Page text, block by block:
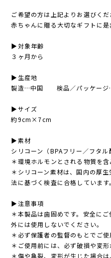
ご希望の方は上記よりお選びくだ
赤ちゃんに贈る大切なギフトに
▶︎対象年齢
３ヶ月から
▶︎生産地
製造…中国 検品／パッケージ
▶︎サイズ
約9cm×7cm
▶︎素材
シリコーン（BPAフリー／フタル
＊環境ホルモンとされる物質を含
＊シリコーン素材は、国内の厚
法に基づく検査に合格しています
▶︎注意事項
＊本製品は歯固めです。安全に
外には使用しないでください。
＊必ず保護者の監督のもとでご使
＊ご使用前には、必ず破損や変
＊傷や亀裂、変形が生じた場合